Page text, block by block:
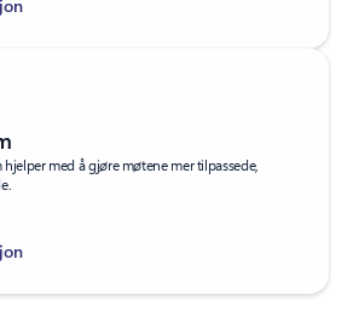
med å gjøre møtene mer tilpassede,